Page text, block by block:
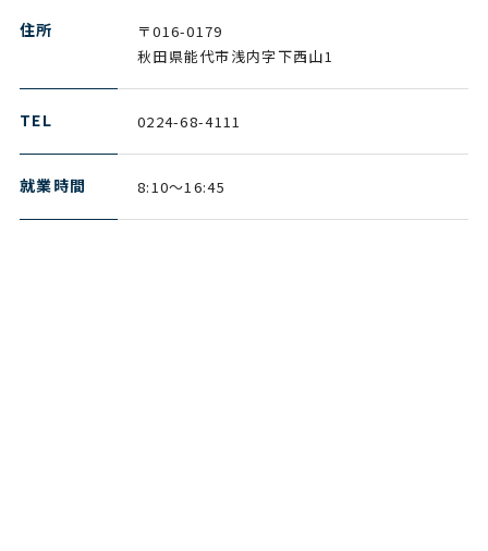
住所
〒016-0179
秋田県能代市浅内字下西山1
TEL 0224-68-4111
就業時間 8:10～16:45